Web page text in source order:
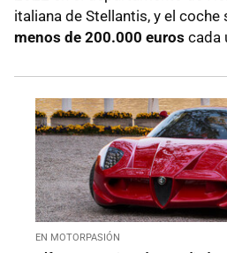
italiana de Stellantis, y el coche
menos de 200.000 euros cada
EN MOTORPASIÓN